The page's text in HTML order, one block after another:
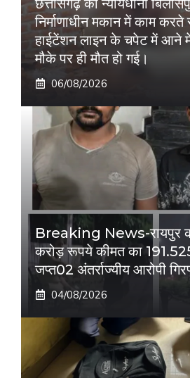
छत्तीसगढ़ की न्यायधानी
निर्माणाधीन मकान में काम
हाईटेंशन लाइन के चपेट में आने
मौके पर ही मौत हो गई।
06/08/2026
Breaking News-रायपुर
करोड़ रूपये कीमत का
जप्त02 अंतर्राज्यीय आरोपी
04/08/2026